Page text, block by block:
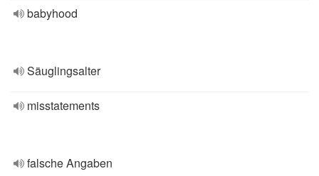
babyhood
Säuglingsalter
misstatements
falsche Angaben